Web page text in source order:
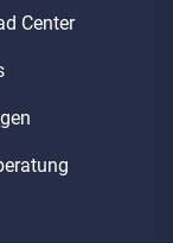
Center